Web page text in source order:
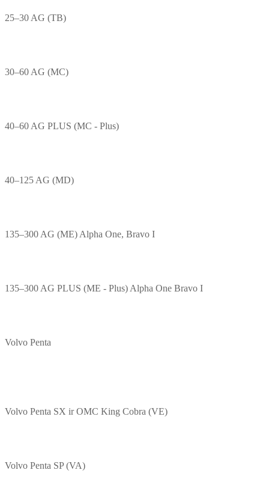
25–30 AG (TB)
30–60 AG (MC)
40–60 AG PLUS (MC - Plus)
40–125 AG (MD)
135–300 AG (ME) Alpha One, Bravo I
135–300 AG PLUS (ME - Plus) Alpha One Bravo I
Volvo Penta
Volvo Penta SX ir OMC King Cobra (VE)
Volvo Penta SP (VA)